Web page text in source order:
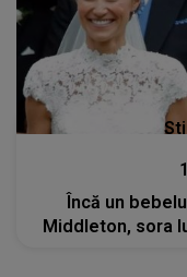
Încă un
Middleton, sora